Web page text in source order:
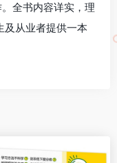
全书内容详实，理
及从业者提供一本